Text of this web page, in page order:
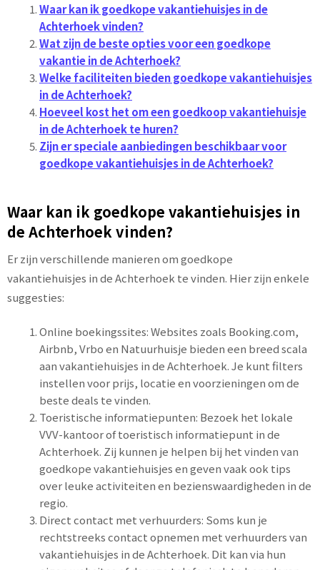
Waar kan ik goedkope vakantiehuisjes in de
Achterhoek vinden?
Wat zijn de beste opties voor een goedkope
vakantie in de Achterhoek?
Welke faciliteiten bieden goedkope vakantiehuisjes
in de Achterhoek?
Hoeveel kost het om een goedkoop vakantiehuisje
in de Achterhoek te huren?
Zijn er speciale aanbiedingen beschikbaar voor
goedkope vakantiehuisjes in de Achterhoek?
Waar kan ik goedkope vakantiehuisjes in
de Achterhoek vinden?
Er zijn verschillende manieren om goedkope
vakantiehuisjes in de Achterhoek te vinden. Hier zijn enkele
suggesties:
Online boekingssites: Websites zoals Booking.com,
Airbnb, Vrbo en Natuurhuisje bieden een breed scala
aan vakantiehuisjes in de Achterhoek. Je kunt filters
instellen voor prijs, locatie en voorzieningen om de
beste deals te vinden.
Toeristische informatiepunten: Bezoek het lokale
VVV-kantoor of toeristisch informatiepunt in de
Achterhoek. Zij kunnen je helpen bij het vinden van
goedkope vakantiehuisjes en geven vaak ook tips
over leuke activiteiten en bezienswaardigheden in de
regio.
Direct contact met verhuurders: Soms kun je
rechtstreeks contact opnemen met verhuurders van
vakantiehuisjes in de Achterhoek. Dit kan via hun